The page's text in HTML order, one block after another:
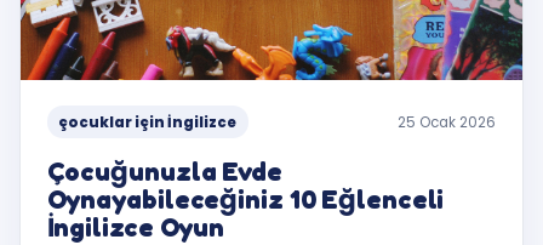
çocuklar için İngilizce 25 Ocak 2026
Çocuğunuzla Evde
Oynayabileceğiniz 10 Eğlenceli
İngilizce Oyun